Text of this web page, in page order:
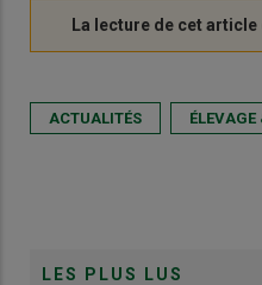
ACTUALITÉS ÉLEVAGE
LES PLUS LUS